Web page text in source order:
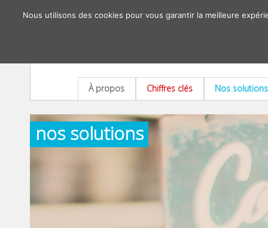
À propos Chiffres clés Nos solutions
nos solutions
Nous utilisons des cookies pour vous garantir la meilleure